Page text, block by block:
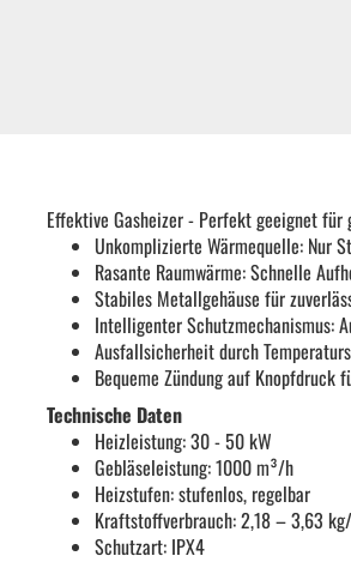
Ersatzteile
Zubehör und Hilfswerkzeug
Autoreinigung | Autopflege
Effektive Gasheizer - Perfekt geeignet
Unkomplizierte Wärmequelle: Nur
Rasante Raumwärme: Schnelle
Stabiles Metallgehäuse für
Intelligenter Schutzmechanismus:
Ausfallsicherheit durch
Bequeme Zündung auf Knopfdruck
Technische Daten
Heizleistung: 30 - 50 kW
Gebläseleistung: 1000 m³/h
Heizstufen: stufenlos, regelbar
Kraftstoffverbrauch: 2,18 – 3,63
Schutzart: IPX4